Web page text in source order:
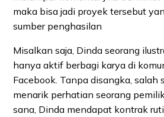
maka bisa jadi proyek tersebut
sumber penghasilan
Misalkan saja, Dinda seorang
hanya aktif berbagi karya di
Facebook. Tanpa disangka, salah
menarik perhatian seorang
sana, Dinda mendapat kontrak